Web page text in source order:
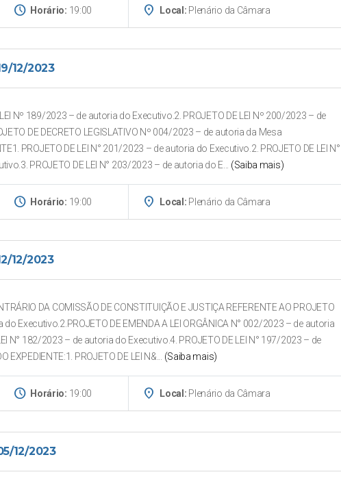
schedule Horário: 19:00 place Local: Plenário da Câmara
12/2023
LEI Nº 189/2023 – de autoria do Executivo.2. PROJETO DE LEI Nº 200/2023 – de
DE DECRETO LEGISLATIVO Nº 004/2023 – de autoria da Mesa
PROJETO DE LEI N° 201/2023 – de autoria do Executivo.2. PROJETO DE LEI N°
PROJETO DE LEI N° 203/2023 – de autoria do E... (Saiba mais)
schedule Horário: 19:00 place Local: Plenário da Câmara
12/2023
DA COMISSÃO DE CONSTITUIÇÃO E JUSTIÇA REFERENTE AO PROJETO
Executivo.2.PROJETO DE EMENDA A LEI ORGÂNICA N° 002/2023 – de autoria
N° 182/2023 – de autoria do Executivo.4. PROJETO DE LEI N° 197/2023 – de
PROJETO DE LEI N&... (Saiba mais)
schedule Horário: 19:00 place Local: Plenário da Câmara
12/2023